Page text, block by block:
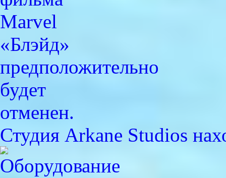
Студия Arkane Studios